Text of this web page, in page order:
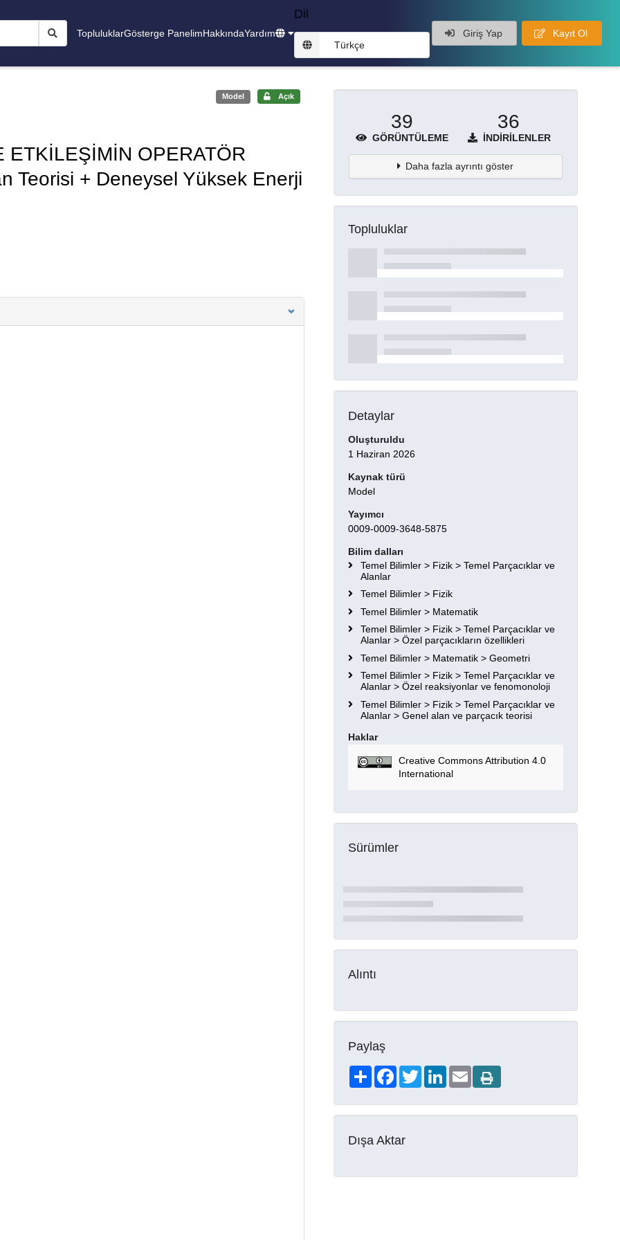
TopluluklarGösterge PanelimHakkındaYardım
Dil
Türkçe
Giriş Yap Kayıt Ol
Model Açık
ETKİLEŞİMİN OPERATÖR
Teorisi + Deneysel Yüksek Enerji
39
GÖRÜNTÜLEME
36
İNDIRILENLER
Daha fazla ayrıntı göster
Topluluklar
Detaylar
Oluşturuldu
1 Haziran 2026
Kaynak türü
Model
Yayımcı
0009-0009-3648-5875
Bilim dalları
Temel Bilimler > Fizik > Temel Parçacıklar ve
Alanlar
Temel Bilimler > Fizik
Temel Bilimler > Matematik
Temel Bilimler > Fizik > Temel Parçacıklar ve
Alanlar > Özel parçacıkların özellikleri
Temel Bilimler > Matematik > Geometri
Temel Bilimler > Fizik > Temel Parçacıklar ve
Alanlar > Özel reaksiyonlar ve fenomonoloji
Temel Bilimler > Fizik > Temel Parçacıklar ve
Alanlar > Genel alan ve parçacık teorisi
Haklar
Creative Commons Attribution 4.0
International
Sürümler
Alıntı
Paylaş
ShareFacebookTwitterLinkedIn
Email
Dışa Aktar